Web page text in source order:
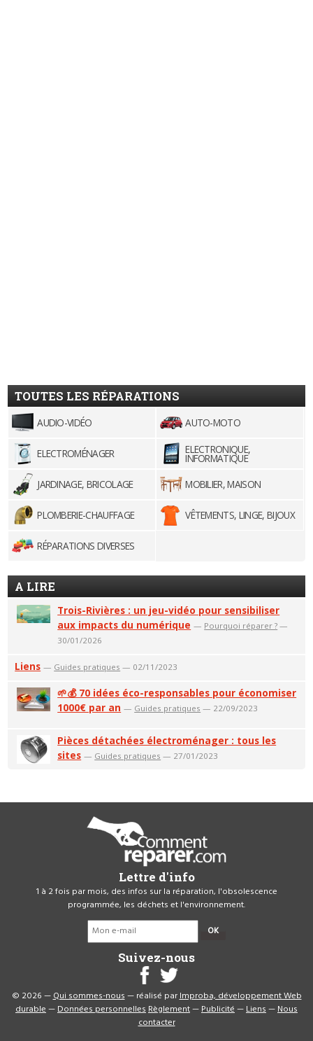
TOUTES LES RÉPARATIONS
AUDIO-VIDÉO AUTO-MOTO
ELECTROMÉNAGER ELECTRONIQUE,
INFORMATIQUE
JARDINAGE, BRICOLAGE
MOBILIER, MAISON
PLOMBERIE-CHAUFFAGE VÊTEMENTS, LINGE, BIJOUX
RÉPARATIONS DIVERSES
A LIRE
Trois-Rivières : un jeu-vidéo pour sensibiliser
aux impacts du numérique — Pourquoi réparer ? —
30/01/2026
Liens — Guides pratiques — 02/11/2023
🌱💰 70 idées éco-responsables pour économiser
1000€ par an — Guides pratiques — 22/09/2023
Pièces détachées électroménager : tous les
sites — Guides pratiques — 27/01/2023
Lettre d'info
1 à 2 fois par mois, des infos sur la réparation, l'obsolescence
programmée, les déchets et l'environnement.
OK
Suivez-nous
© 2026 —Qui sommes-nous— réalisé parImproba, développement Web
durable—Données personnellesRèglement—Publicité—Liens—Nous
contacter